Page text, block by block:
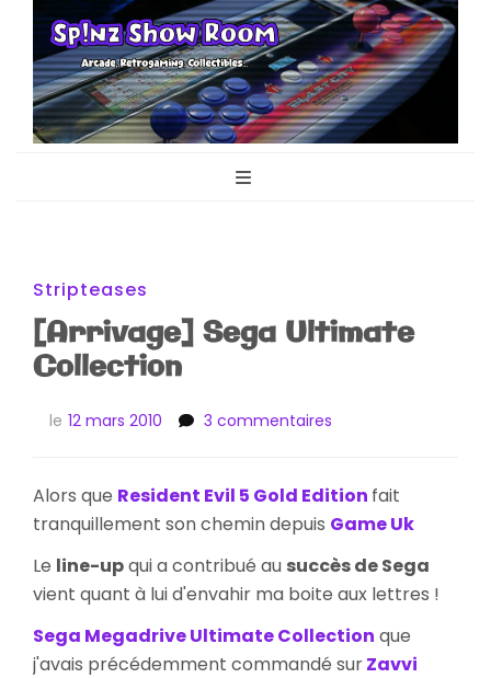
Sp!nz Show
Stripteases
[Arrivage] Sega Ultimate
Collection
le 12 mars 2010 3 commentaires
Ultimate
Alors que Resident Evil 5 Gold Edition fait
tranquillement son chemin depuis Game Uk
Le line-upqui a contribué au succès de Sega
vient quant à lui d'envahir ma boite aux lettres !
Sega Megadrive Ultimate Collection que
j'avais précédemment commandé surZavvi